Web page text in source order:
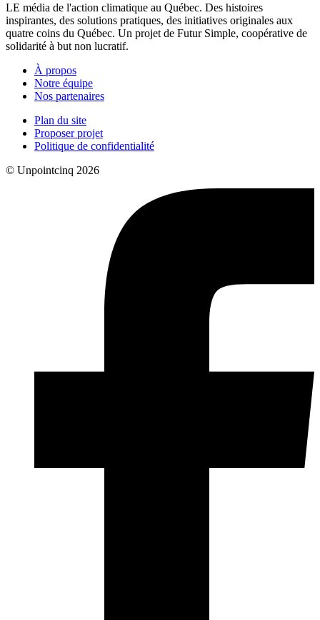
LE média de l'action climatique au Québec. Des histoires
inspirantes, des solutions pratiques, des initiatives originales aux
quatre coins du Québec. Un projet de Futur Simple, coopérative de
solidarité à but non lucratif.
À propos
Notre équipe
Nos partenaires
Plan du site
Proposer projet
Politique de confidentialité
© Unpointcinq 2026